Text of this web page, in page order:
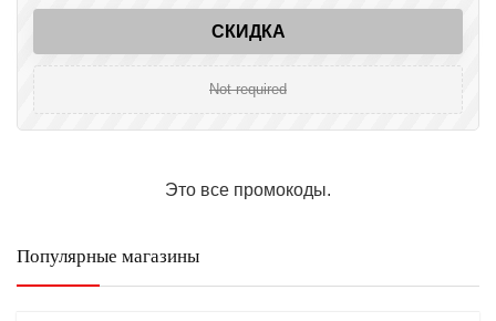
СКИДКА
Not required
Это все промокоды.
Популярные магазины